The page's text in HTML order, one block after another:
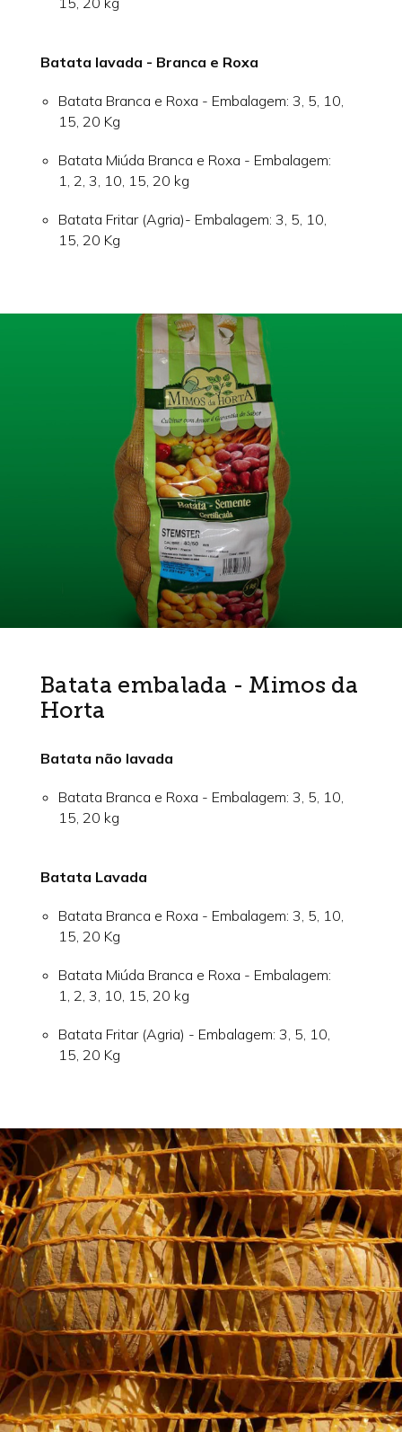
Batata lavada - Branca e Roxa
Batata Branca e Roxa - Embalagem: 3, 5, 10,
15, 20 Kg
Batata Miúda Branca e Roxa - Embalagem:
1, 2, 3, 10, 15, 20 kg
Batata Fritar (Agria)- Embalagem: 3, 5, 10,
15, 20 Kg
Batata embalada - Mimos da
Horta
Batata não lavada
Batata Branca e Roxa - Embalagem: 3, 5, 10,
15, 20 kg
Batata Lavada
Batata Branca e Roxa - Embalagem: 3, 5, 10,
15, 20 Kg
Batata Miúda Branca e Roxa - Embalagem:
1, 2, 3, 10, 15, 20 kg
Batata Fritar (Agria) - Embalagem: 3, 5, 10,
15, 20 Kg